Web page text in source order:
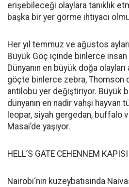
erişebileceği olaylara tanıklık
başka bir yer görme ihtiyacı
Her yıl temmuz ve ağustos
Büyük Göç içinde binlerce insan
Dünyanın en büyük doğa
göçte binlerce zebra, Thomson
antilobu yer değiştiriyor. Büyük
dünyanın en nadir vahşi hayvan
leopar, siyah gergedan, buffalo
Masai’de yaşıyor.
HELL’S GATE CEHENNEM
Nairobi‘nin kuzeybatısında